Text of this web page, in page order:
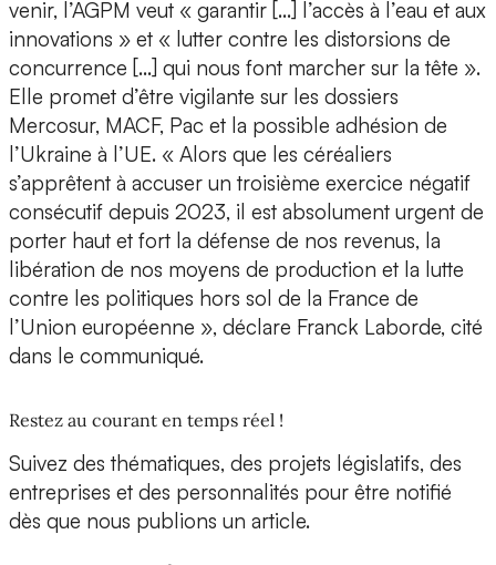
venir, l’AGPM veut « garantir […] l’accès à l’eau et aux
innovations » et « lutter contre les distorsions de
concurrence […] qui nous font marcher sur la tête ».
Elle promet d’être vigilante sur les dossiers
Mercosur, MACF, Pac et la possible adhésion de
l’Ukraine à l’UE. « Alors que les céréaliers
s’apprêtent à accuser un troisième exercice négatif
consécutif depuis 2023, il est absolument urgent de
porter haut et fort la défense de nos revenus, la
libération de nos moyens de production et la lutte
contre les politiques hors sol de la France de
l’Union européenne », déclare Franck Laborde, cité
dans le communiqué.
Restez au courant en temps réel !
Suivez des thématiques, des projets législatifs, des
entreprises et des personnalités pour être notifié
dès que nous publions un article.